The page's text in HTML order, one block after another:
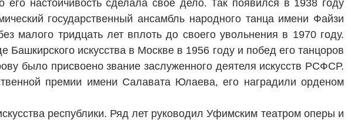
настойчивость сделала своё дело. Так появился в 1938 году
государственный ансамбль народного танца имени Файзи
малого тридцать лет вплоть до своего увольнения в 1970 году.
искусства в Москве в 1956 году и побед его танцоров
было присвоено звание заслуженного деятеля искусств РСФСР.
премии имени Салавата Юлаева, его наградили орденом
республики. Ряд лет руководил Уфимским театром оперы и